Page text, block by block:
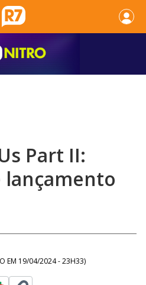
Part II:
lançamento
EM 19/04/2024 - 23H33)